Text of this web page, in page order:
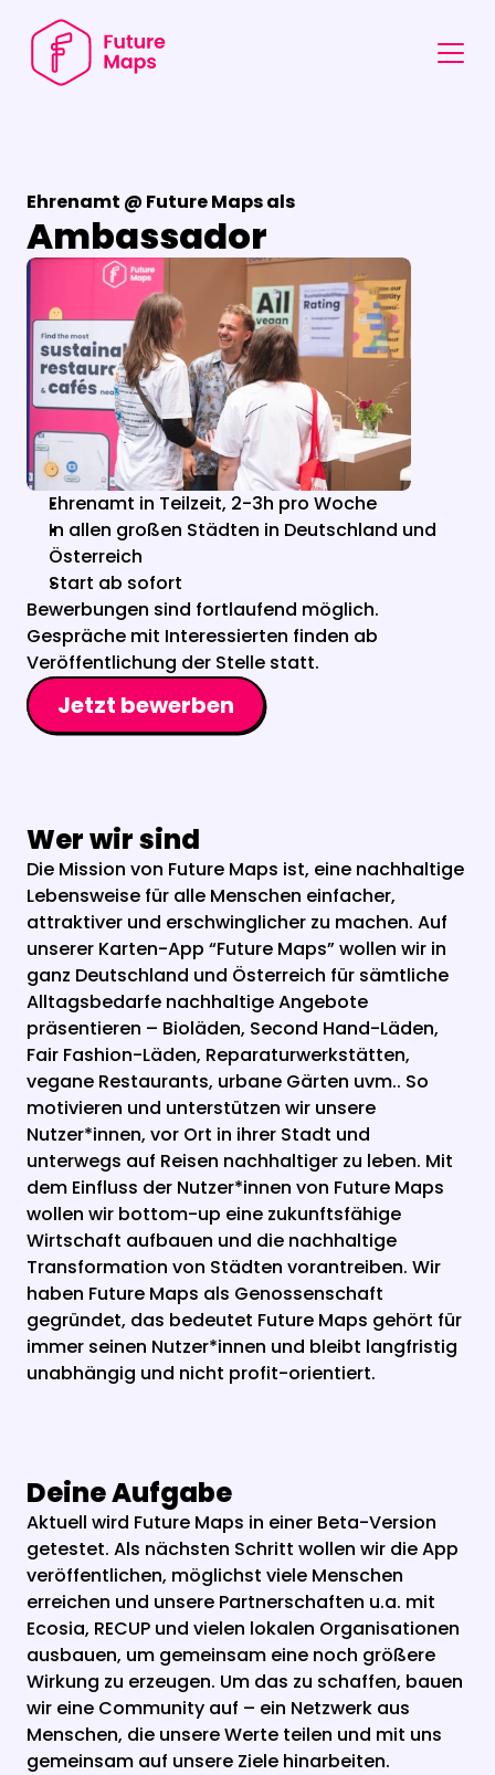
Ehrenamt @ Future Maps als
Ambassador
Ehrenamt in Teilzeit, 2-3h pro Woche
In allen großen Städten in Deutschland und
Österreich
Start ab sofort
Bewerbungen sind fortlaufend möglich.
Gespräche mit Interessierten finden ab
Veröffentlichung der Stelle statt.
Jetzt bewerben
Wer wir sind
Die Mission von Future Maps ist, eine nachhaltige
Lebensweise für alle Menschen einfacher,
attraktiver und erschwinglicher zu machen. Auf
unserer Karten-App “Future Maps” wollen wir in
ganz Deutschland und Österreich für sämtliche
Alltagsbedarfe nachhaltige Angebote
präsentieren – Bioläden, Second Hand-Läden,
Fair Fashion-Läden, Reparaturwerkstätten,
vegane Restaurants, urbane Gärten uvm.. So
motivieren und unterstützen wir unsere
Nutzer*innen, vor Ort in ihrer Stadt und
unterwegs auf Reisen nachhaltiger zu leben. Mit
dem Einfluss der Nutzer*innen von Future Maps
wollen wir bottom-up eine zukunftsfähige
Wirtschaft aufbauen und die nachhaltige
Transformation von Städten vorantreiben. Wir
haben Future Maps als Genossenschaft
gegründet, das bedeutet Future Maps gehört für
immer seinen Nutzer*innen und bleibt langfristig
unabhängig und nicht profit-orientiert.
Deine Aufgabe
Aktuell wird Future Maps in einer Beta-Version
getestet. Als nächsten Schritt wollen wir die App
veröffentlichen, möglichst viele Menschen
erreichen und unsere Partnerschaften u.a. mit
Ecosia, RECUP und vielen lokalen Organisationen
ausbauen, um gemeinsam eine noch größere
Wirkung zu erzeugen. Um das zu schaffen, bauen
wir eine Community auf – ein Netzwerk aus
Menschen, die unsere Werte teilen und mit uns
gemeinsam auf unsere Ziele hinarbeiten.